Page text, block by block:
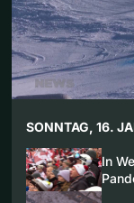
SONNTAG, 16.
In